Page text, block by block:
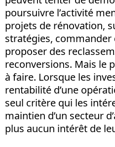
poursuivre l’activité
projets de rénovation,
stratégies,
proposer des
reconversions. Mais le
à faire. Lorsque les
rentabilité d’une
seul critère qui les
maintien d’un secteur
plus aucun intérêt de